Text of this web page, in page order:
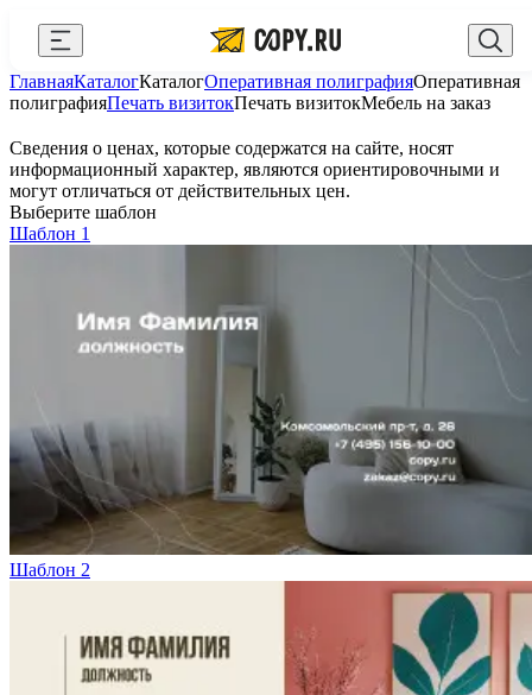
Выберите город Войти
+7 (495) 156-10-00 zakaz@copy.ru
AI Copy.ru
Сувениры с логотипом
Для бизнеса
Новости
Публичная оферта
Клуб привилегий
Вакансии
Написать директору
Закрыть
ГлавнаяКаталогКаталогОперативная полиграфияОперативная
полиграфияПечать визитокПечать визитокМебель на заказ
Сведения о ценах, которые содержатся на сайте, носят
информационный характер, являются ориентировочными и
могут отличаться от действительных цен.
Выберите шаблон
Шаблон 1
Шаблон 2